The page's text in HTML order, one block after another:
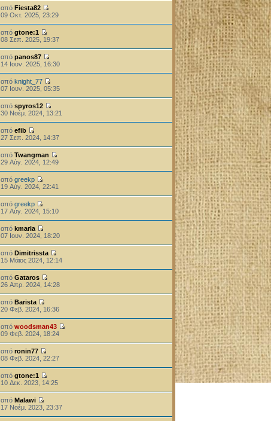
απόFiesta82
09 Οκτ. 2025, 23:29
απόgtone:1
08 Σεπ. 2025, 19:37
απόpanos87
14 Ιουν. 2025, 16:30
απόknight_77
07 Ιουν. 2025, 05:35
απόspyros12
30 Νοέμ. 2024, 13:21
απόefib
27 Σεπ. 2024, 14:37
απόTwangman
29 Αύγ. 2024, 12:49
απόgreekp
19 Αύγ. 2024, 22:41
απόgreekp
17 Αύγ. 2024, 15:10
απόkmaria
07 Ιουν. 2024, 18:20
απόDimitrissta
15 Μάιος 2024, 12:14
απόGataros
26 Απρ. 2024, 14:28
απόBarista
20 Φεβ. 2024, 16:36
απόwoodsman43
09 Φεβ. 2024, 18:24
απόronin77
08 Φεβ. 2024, 22:27
απόgtone:1
10 Δεκ. 2023, 14:25
απόMalawi
17 Νοέμ. 2023, 23:37